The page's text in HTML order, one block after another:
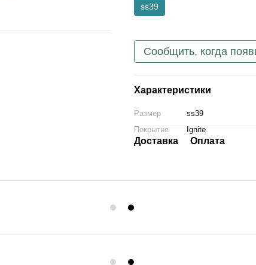
ss39
Сообщить, когда
Характеристики
Размер
ss39
Покрытие
Ignite
Доставка Оплата